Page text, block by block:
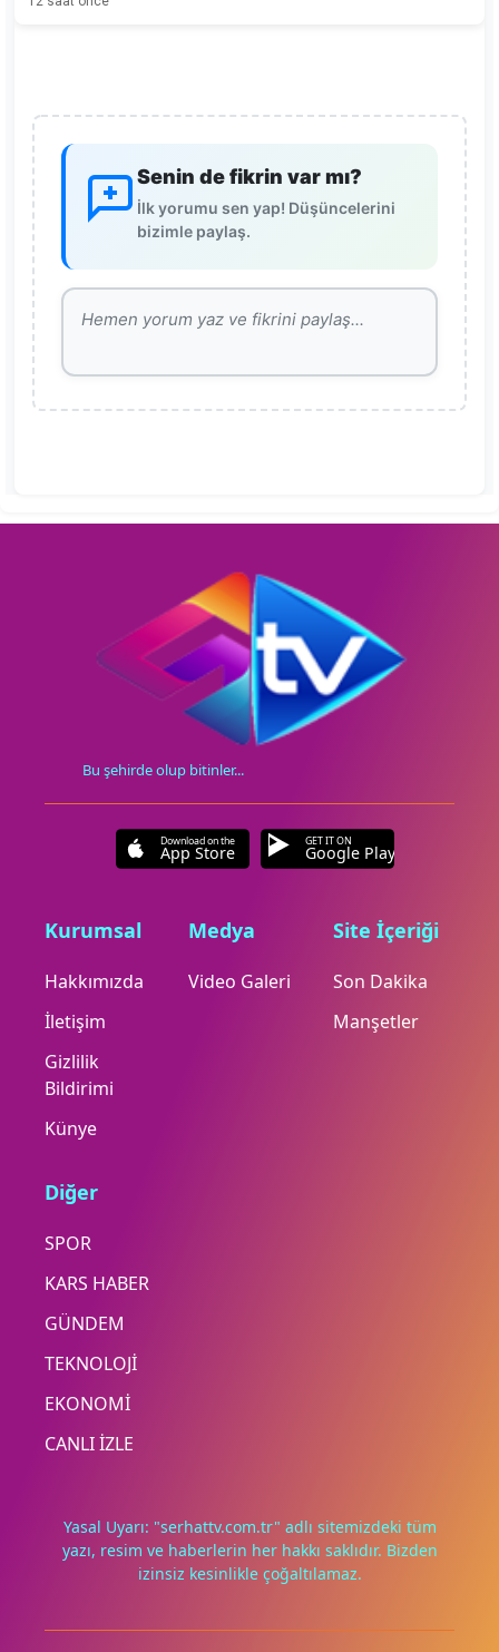
Deneyimini iyileştirmek ve içeriğimizi geliştirmek için çerezler
Senin de fikrin var mı?
İlk yorumu sen yap! Düşüncelerini
bizimle paylaş.
Bu şehirde olup bitinler...
Download on the
App Store
GET IT ON
Google Play
Kurumsal
Hakkımızda
İletişim
Gizlilik
Bildirimi
Künye
Medya
Video Galeri
Site İçeriği
Son Dakika
Manşetler
Diğer
SPOR
KARS HABER
GÜNDEM
TEKNOLOJİ
EKONOMİ
CANLI İZLE
Yasal Uyarı: "serhattv.com.tr" adlı sitemizdeki tüm
yazı, resim ve haberlerin her hakkı saklıdır. Bizden
izinsiz kesinlikle çoğaltılamaz.